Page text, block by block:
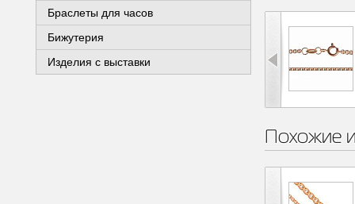
Браслеты для часов
Бижутерия
Изделия с выставки
Похожие